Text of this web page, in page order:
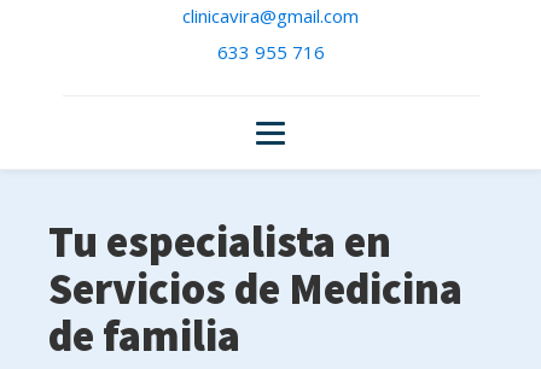
clinicavira@gmail.com
633 955 716
Tu especialista en
Servicios de Medicina
de familia